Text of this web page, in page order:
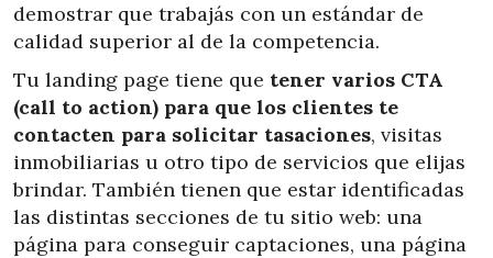
demostrar que trabajás con un estándar de
calidad superior al de la competencia.
Tu landing page tiene que tener varios CTA
(call to action) para que los clientes te
contacten para solicitar tasaciones, visitas
inmobiliarias u otro tipo de servicios que elijas
brindar. También tienen que estar identificadas
las distintas secciones de tu sitio web: una
página para conseguir captaciones, una página